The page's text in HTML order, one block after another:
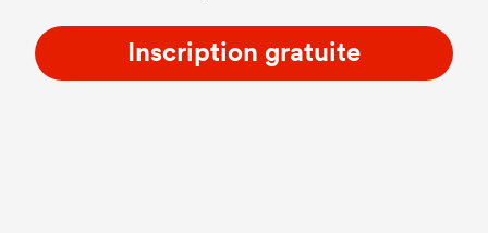
Inscription gratuite